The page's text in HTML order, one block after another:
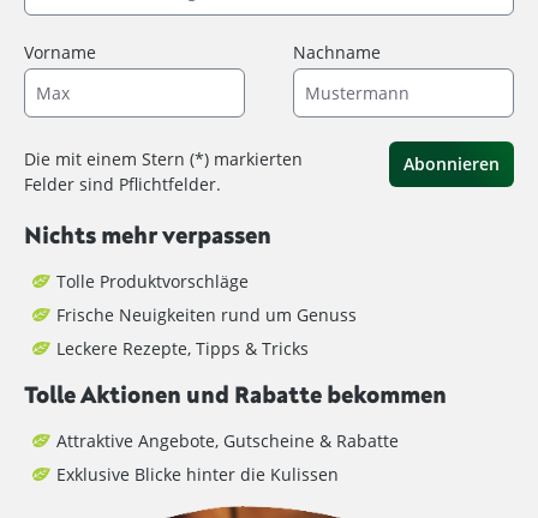
Vorname Nachname
Die mit einem Stern (*) markierten
Felder sind Pflichtfelder.
Abonnieren
Nichts mehr verpassen
Tolle Produktvorschläge
Frische Neuigkeiten rund um Genuss
Leckere Rezepte, Tipps & Tricks
Tolle Aktionen und Rabatte bekommen
Attraktive Angebote, Gutscheine & Rabatte
Exklusive Blicke hinter die Kulissen